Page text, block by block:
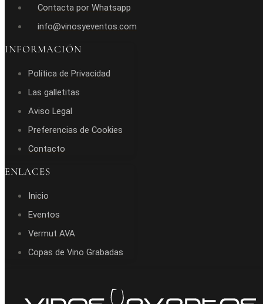
Contacta por Whatsapp
info@vinosyeventos.com
INFORMACIÓN
Política de Privacidad
Las galletitas
Aviso Legal
Preferencias de Cookies
Contacto
ENLACES
Inicio
Eventos
Vermut AVA
Copas de Vino Grabadas